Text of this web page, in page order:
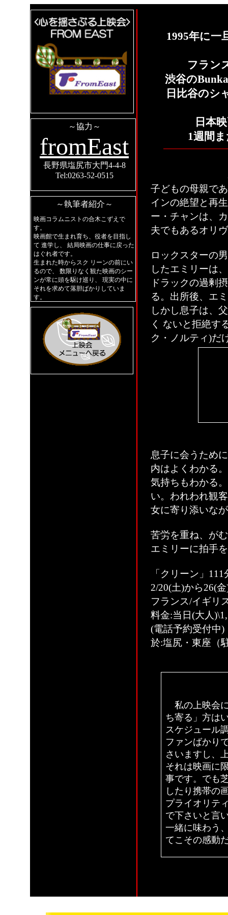
～協力～
fromEast
長野県塩尻市大門4-4-8
Tel:0263-52-0515
～執筆者紹介～
映画コラムニストの合木こずえで
す。
映画館で生まれ育ち、役者を目指し
て 進学し、 結局映画の仕事に戻った
はぐれ者です。
生まれた時からスク リーンの前にい
るので、 数限りなく観た映画のシー
ンが常に頭を駆け巡り、 現実の中に
それを求めて落胆ばかりしていま
す。
1995年に一
フラン
渋谷の
日比谷のシ
日本
1週間
子どもの母親で
インの絶望と再
ー・チャンは、
夫でもあるオリ
ロックスターの
したエミリーは
ドラックの過剰
る。出所後、エ
しかし息子は、
く ないと拒絶す
ク・ノルティ)だ
息子に会うため
内はよくわかる
気持ちもわかる
い。われわれ観
女に寄り添いな
苦労を重ね、が
エミリーに拍手
「クリーン」111
2/20(土)から26(
フランス/イギリ
料金:当日(大人
(電話予約受付中
於:塩尻・東座（
私の上映会
ち寄る」方は
スケジュール
ファンばかり
さいますし、
それは映画に
事です。でも
したり携帯の
プライオリテ
で下さいと言
一緒に味わう
てこその感動